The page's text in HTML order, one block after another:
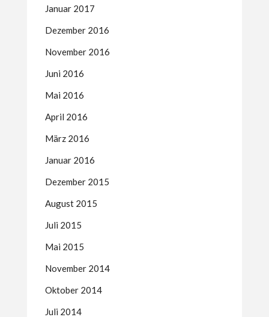
Januar 2017
Dezember 2016
November 2016
Juni 2016
Mai 2016
April 2016
März 2016
Januar 2016
Dezember 2015
August 2015
Juli 2015
Mai 2015
November 2014
Oktober 2014
Juli 2014